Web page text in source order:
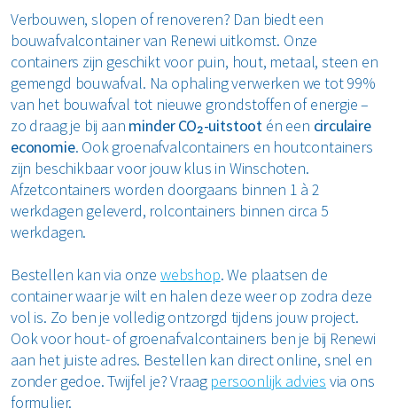
Verbouwen, slopen of renoveren? Dan biedt een
bouwafvalcontainer van Renewi uitkomst. Onze
containers zijn geschikt voor puin, hout, metaal, steen en
gemengd bouwafval. Na ophaling verwerken we tot 99%
van het bouwafval tot nieuwe grondstoffen of energie –
zo draag je bij aan minder CO₂-uitstoot én een circulaire
economie. Ook groenafvalcontainers en houtcontainers
zijn beschikbaar voor jouw klus in Winschoten.
Afzetcontainers worden doorgaans binnen 1 à 2
werkdagen geleverd, rolcontainers binnen circa 5
werkdagen.
Bestellen kan via onze webshop. We plaatsen de
container waar je wilt en halen deze weer op zodra deze
vol is. Zo ben je volledig ontzorgd tijdens jouw project.
Ook voor hout- of groenafvalcontainers ben je bij Renewi
aan het juiste adres. Bestellen kan direct online, snel en
zonder gedoe. Twijfel je? Vraag persoonlijk advies via ons
formulier.